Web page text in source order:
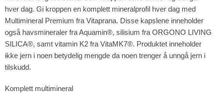
hver dag. Gi kroppen en komplett mineralprofil hver dag med
Multimineral Premium fra Vitaprana. Disse kapslene inneholder
også havsmineraler fra Aquamin®, silisium fra ORGONO LIVING
SILICA®, samt vitamin K2 fra VitaMK7®. Produktet inneholder
ikke jern i noen betydelig mengde da noen trenger å unngå jern i
tilskudd.
Komplett multimineral